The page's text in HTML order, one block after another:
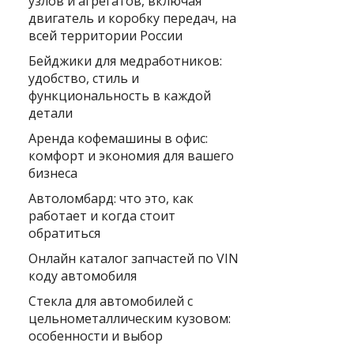
двигатель и коробку передач, на
всей территории России
Бейджики для медработников:
удобство, стиль и
функциональность в каждой
детали
Аренда кофемашины в офис:
комфорт и экономия для вашего
бизнеса
Автоломбард: что это, как
работает и когда стоит
обратиться
Онлайн каталог запчастей по VIN
коду автомобиля
Стекла для автомобилей с
цельнометаллическим кузовом:
особенности и выбор